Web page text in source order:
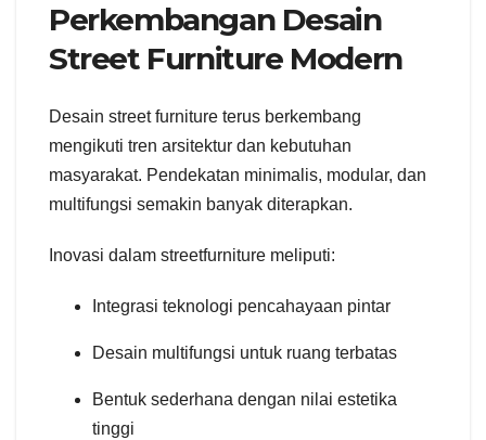
Perkembangan Desain
Street Furniture Modern
Desain street furniture terus berkembang
mengikuti tren arsitektur dan kebutuhan
masyarakat. Pendekatan minimalis, modular, dan
multifungsi semakin banyak diterapkan.
Inovasi dalam streetfurniture meliputi:
Integrasi teknologi pencahayaan pintar
Desain multifungsi untuk ruang terbatas
Bentuk sederhana dengan nilai estetika
tinggi